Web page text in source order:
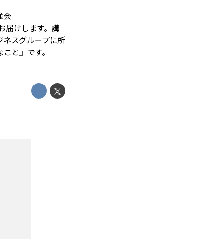
会
届けします。講
スグループに所
と』です。